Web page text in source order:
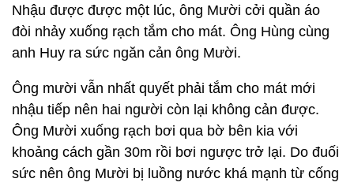
Nhậu được được một lúc, ông Mười cởi quần áo
đòi nhảy xuống rạch tắm cho mát. Ông Hùng cùng
anh Huy ra sức ngăn cản ông Mười.
Ông mười vẫn nhất quyết phải tắm cho mát mới
nhậu tiếp nên hai người còn lại không cản được.
Ông Mười xuống rạch bơi qua bờ bên kia với
khoảng cách gần 30m rồi bơi ngược trở lại. Do đuối
sức nên ông Mười bị luồng nước khá mạnh từ cống